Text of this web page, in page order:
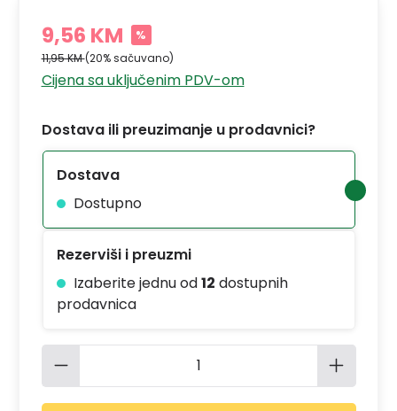
9,56 KM %
11,95 KM(20% sačuvano)
Cijena sa uključenim PDV-om
Dostava ili preuzimanje u prodavnici?
Dostava
Dostupno
Rezerviši i preuzmi
Izaberite jednu od12 dostupnih
prodavnica
Količina proizvoda: Unesite